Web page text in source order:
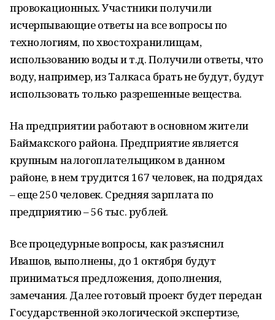
провокационных. Участники получили
исчерпывающие ответы на все вопросы по
технологиям, по хвостохранилищам,
использованию воды и т.д. Получили ответы, что
воду, например, из Талкаса брать не будут, будут
использовать только разрешенные вещества.
На предприятии работают в основном жители
Баймакского района. Предприятие является
крупным налогоплательщиком в данном
районе, в нем трудится 167 человек, на подрядах
– еще 250 человек. Средняя зарплата по
предприятию – 56 тыс. рублей.
Все процедурные вопросы, как разъяснил
Ивашов, выполнены, до 1 октября будут
приниматься предложения, дополнения,
замечания. Далее готовый проект будет передан
Государственной экологической экспертизе,